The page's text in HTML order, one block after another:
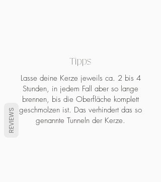
Tipps
Lasse deine Kerze jeweils ca. 2 bis 4
Stunden, in jedem Fall aber so lange
brennen, bis die Oberfläche komplett
geschmolzen ist. Das verhindert das so
genannte Tunneln der Kerze.
REVIEWS